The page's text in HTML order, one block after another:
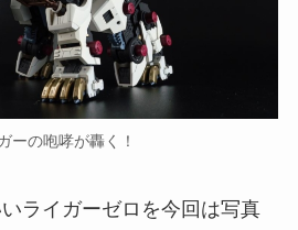
ーの咆哮が轟く！
ライガーゼロを今回は写真